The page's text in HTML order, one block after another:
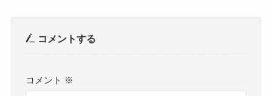
コメントする
コメント ※